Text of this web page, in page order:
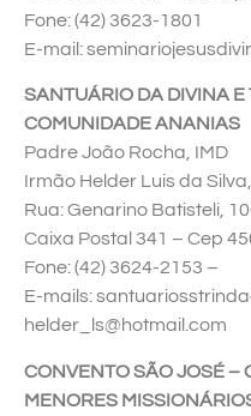
Fone: (42) 3623-1801
E-mail:
SANTUÁRIO DA DIVINA
COMUNIDADE ANANIAS
Padre João Rocha, IMD
Irmão Helder Luis da
Rua: Genarino Batisteli,
Caixa Postal 341 – Cep
Fone: (42) 3624-2153 –
E-mails:
helder_ls@hotmail.com
CONVENTO SÃO JOSÉ –
MENORES